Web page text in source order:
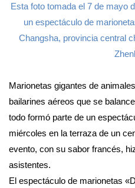
Esta foto tomada el 7 de mayo
un espectáculo de
Changsha, provincia central
Marionetas gigantes de
bailarines aéreos que se
todo formó parte de un
miércoles en la terraza de un
evento, con su sabor francés,
asistentes.
El espectáculo de marionetas